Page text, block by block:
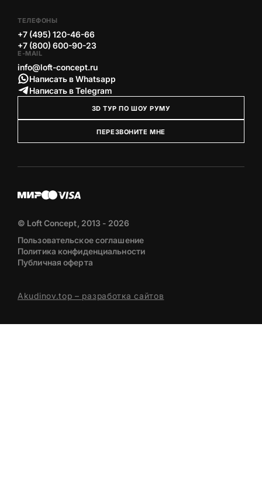
ТЕЛЕФОНЫ
+7 (495) 120-46-66
+7 (800) 600-90-23
E-MAIL
info@loft-concept.ru
Написать в Whatsapp
Написать в Telegram
3D ТУР ПО ШОУ РУМУ
ПЕРЕЗВОНИТЕ МНЕ
© Loft Concept, 2013 - 2026
Пользовательское соглашение
Политика конфиденциальности
Публичная оферта
Akudinov.top – разработка сайтов